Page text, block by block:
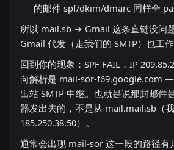
的邮件 spf/dkim/dmarc 同样全
所以 mail.sb → Gmail 这条直链没问
Gmail 代发（走我们的 SMTP）也工作
回到你的现象：SPF FAIL，IP
向解析是 mail-sor-f69.google.com
出站 SMTP 中继。也就是说那封邮件
器发出去的，不是从 mail.mail.sb（我
185.250.38.50）。
通常会出现 mail-sor 这一段的路径有